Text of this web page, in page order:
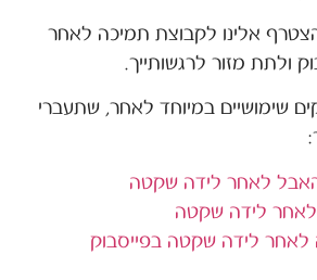
אלינו לקבוצת תמיכה לאחר
ולתת מזור לרגשותייך.
שימושיים במיוחד לאחר, שתעברי
לאחר לידה שקטה
לאחר לידה שקטה
לאחר לידה שקטה בפייסבוק